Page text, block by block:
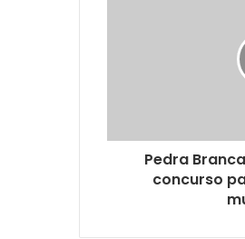
Pedra
concurso